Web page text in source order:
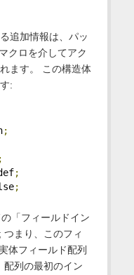
追加情報は、パッ
マクロを介してアク
ます。 この構造体
:
;
;
;
「フィールドイン
まり、このフィ
体フィールド配列
配列の最初のイン